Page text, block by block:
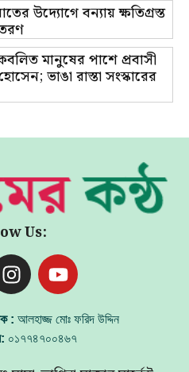
উদ্যোগে বন্যায় ক্ষতিগ্রস্ত
মানুষের পাশে প্রবাসী
ভাঙা রাস্তা সংস্কারের
Us:
: আলহাজ্জ মোঃ ফরিদ উদ্দিন
০১৭৭৪৭০০৪৬৭